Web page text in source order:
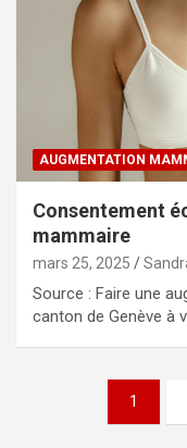
AUGMENTATION
Consentement
mammaire
mars 25, 2025
Source : Faire une
canton de Genève à
1